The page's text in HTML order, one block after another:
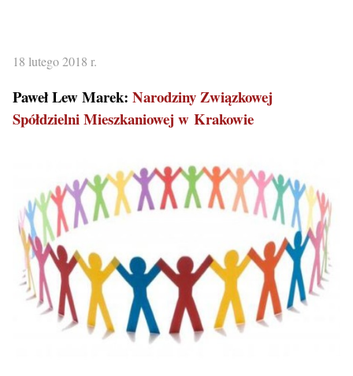
18 lutego 2018 r.
Paweł Lew Marek: Narodziny Związkowej
Spółdzielni Mieszkaniowej w Krakowie